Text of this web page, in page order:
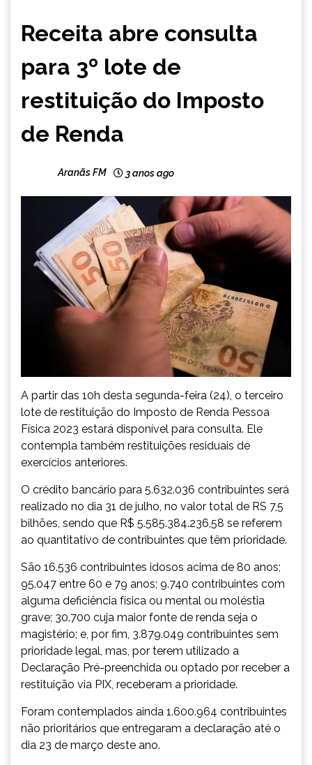
NOTÍCIAS
Receita abre consulta
para 3º lote de
restituição do Imposto
de Renda
Aranãs FM 3 anos ago
A partir das 10h desta segunda-feira (24), o terceiro
lote de restituição do Imposto de Renda Pessoa
Física 2023 estará disponível para consulta. Ele
contempla também restituições residuais de
exercícios anteriores.
O crédito bancário para 5.632.036 contribuintes será
realizado no dia 31 de julho, no valor total de RS 7,5
bilhões, sendo que R$ 5.585.384.236,58 se referem
ao quantitativo de contribuintes que têm prioridade.
São 16.536 contribuintes idosos acima de 80 anos;
95.047 entre 60 e 79 anos; 9.740 contribuintes com
alguma deficiência física ou mental ou moléstia
grave; 30.700 cuja maior fonte de renda seja o
magistério; e, por fim, 3.879.049 contribuintes sem
prioridade legal, mas, por terem utilizado a
Declaração Pré-preenchida ou optado por receber a
restituição via PIX, receberam a prioridade.
Foram contemplados ainda 1.600.964 contribuintes
não prioritários que entregaram a declaração até o
dia 23 de março deste ano.